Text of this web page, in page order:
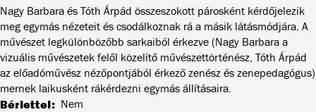
Nagy Barbara és Tóth Árpád összeszokott párosként kérdőjelezik
meg egymás nézeteit és csodálkoznak rá a másik látásmódjára. A
művészet legkülönbözőbb sarkaiból érkezve (Nagy Barbara a
vizuális művészetek felől közelítő művészettörténész, Tóth Árpád
az előadóművész nézőpontjából érkező zenész és zenepedagógus)
mernek laikusként rákérdezni egymás állításaira.
Bérlettel Nem